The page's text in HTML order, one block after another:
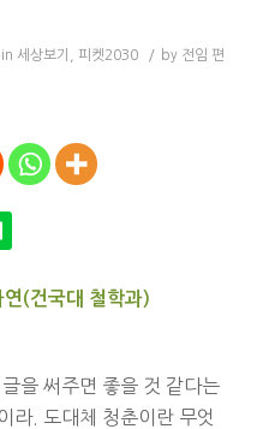
in 세상보기 피켓2030 / by 전임 편
연(건국대 철학과)
을 써주면 좋을 것 같다는
라. 도대체 청춘이란 무엇